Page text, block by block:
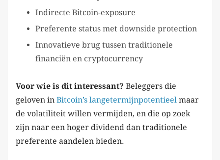
Indirecte Bitcoin-exposure
Preferente status met downside protection
Innovatieve brug tussen traditionele
financiën en cryptocurrency
Voor wie is dit interessant? Beleggers die
geloven in Bitcoin’s langetermijnpotentieel maar
de volatiliteit willen vermijden, en die op zoek
zijn naar een hoger dividend dan traditionele
preferente aandelen bieden.